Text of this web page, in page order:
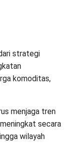
strategi
komoditas,
menjaga tren
secara
wilayah